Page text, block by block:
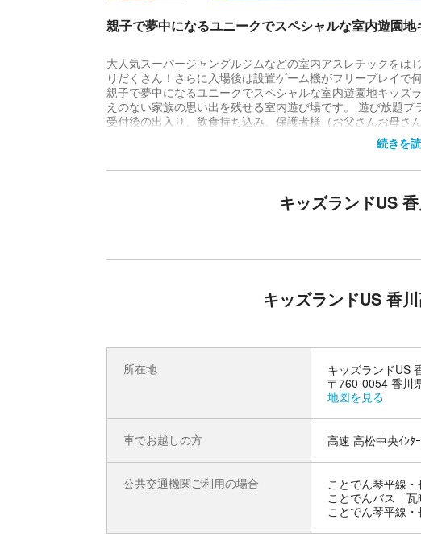
親子で夢中になるユニークでスペシャルな室内遊園
大人気スーパージャングルジムなどの室内アスレチックを
りだくさん！さらに入場後は設置ゲーム機がフリープレイで
親子で夢中になるユニークでスペシャルな室内遊園地キッ
えのない家族の思い出を残せる室内遊び場です。 遊び放題
受付後の出入り、飲食持ち込み、保護者様（お父さんお母さ
暑い日も寒い日も雨の日も花粉が辛い時期でも天気を気に
様もパパもママも家族みんなで楽しいキッズパークです。
続きを
キッズランドUS
キッズランドUS 香
所在地
キッズランドUS
〒760-0054 香川
地図を見る
車でお越しの方 高速 高松中央ｲﾝﾀ
公共交通機関ご利用の場合
ことでん琴平線
ことでんバス「
ことでん琴平線